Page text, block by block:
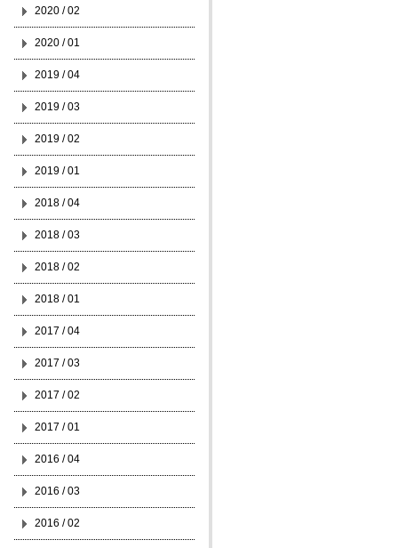
2020 / 02
2020 / 01
2019 / 04
2019 / 03
2019 / 02
2019 / 01
2018 / 04
2018 / 03
2018 / 02
2018 / 01
2017 / 04
2017 / 03
2017 / 02
2017 / 01
2016 / 04
2016 / 03
2016 / 02